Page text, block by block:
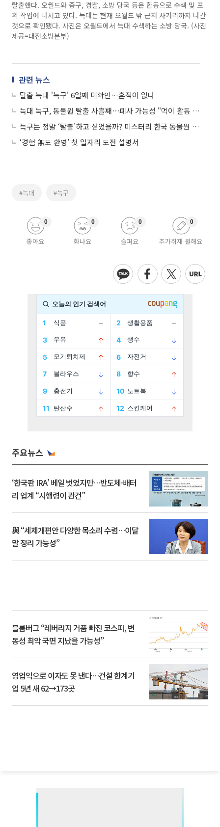
탈출했다. 오월드와 중구, 경찰, 소방 당국 등은 합동으로 수색 및 포
획 작업에 나서고 있다. 늑대는 현재 오월드 밖 근처 사거리까지 나간
것으로 확인됐다. 사진은 오월드에서 늑대 수색하는 소방 당국. (사진
제공=대전소방본부)
관련 뉴스
탈출 늑대 '늑구' 6일째 미확인…흔적이 없다
늑대 늑구, 동물원 탈출 사흘째⋯폐사 가능성 "먹이 활동 어려워"
늑구는 정말 ‘탈출’하고 싶었을까? 미스터리 한국 동물원 탈출사
‘경험 無도 환영’ 첫 일자리 도전 설명서
#늑대 #늑구
좋아요
0
화나요
0
슬퍼요
0
추가취재 원해요
0
주요뉴스
‘한국판 IRA’ 베일 벗었지만…반도체·배터
리 업계 “시행령이 관건”
與 “세제개편안 다양한 목소리 수렴…이달
말 정리 가능성”
블룸버그 “레버리지 거품 빠진 코스피, 변
동성 최악 국면 지났을 가능성”
영업익으로 이자도 못 낸다…건설 한계기
업 5년 새 62→173곳